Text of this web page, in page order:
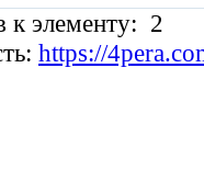
к элементу: 2
https://